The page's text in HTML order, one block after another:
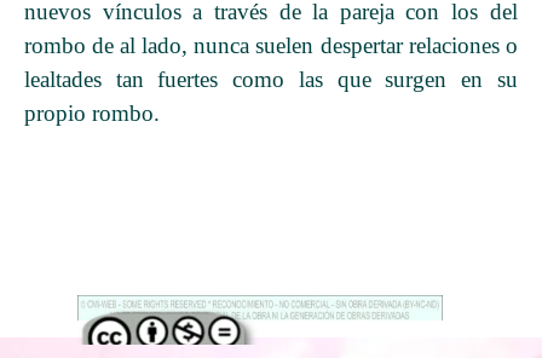
nuevos vínculos a través de la pareja con los del
rombo de al lado, nunca suelen despertar relaciones o
lealtades tan fuertes como las que surgen en su
propio rombo.
Regreso al contenido